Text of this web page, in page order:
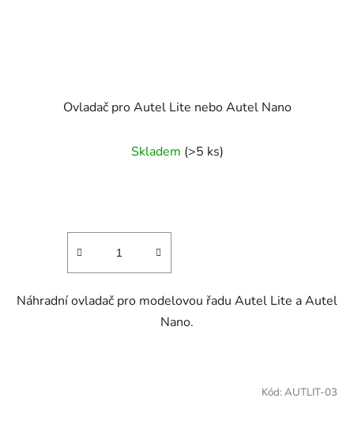
Ovladač pro Autel Lite nebo Autel Nano
Skladem (>5 ks)
Náhradní ovladač pro modelovou řadu Autel Lite a Autel
Nano.
Kód: AUTLIT-03